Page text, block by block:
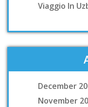
Viaggio In
December
November